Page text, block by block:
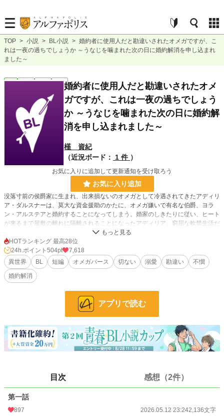
TOP > 小説 > BL小説 > 婚約者に使用人だと勘違いされたオメガですが、こ
れは一夜の過ちでしょうか ～うなじを噛まれた次の日に婚約解消を申し込まれ
ました～
BL 完結 短編 R18婚約者に使用人だと勘違いされたオメ
ガですが、これは一夜の過ちでしょう
か ～うなじを噛まれた次の日に婚約解
消を申し込まれました～
槿 資紀
（近況ボード：
1 件 ）
お気に入りに追加して更新通知を受け取ろう
お気に入り追加
没落寸前の侯爵家に生まれ、出来損ないのオメガとして冷遇されてきたアディリ
ア・ダルスナーは、莫大な資金援助のかたに、オメガ嫌いで有名な伯爵、ヨラ
ン・アルステアと婚約することになってしまう。婚家のしきたりに従い、ヒート
が来るまで屋敷の離れに隔離されることになったアディリア。窮屈な軟禁生活だ
が、アディリアは思いのほか自適に過ごしており、ヒートが未だ来たことのない
欠陥オメガであることがバレるまでの束の間の安息を楽しんでいた。しかし、そ
んな彼のもとに、訪ねてくるはずのない婚約者が訪ねてきて――――。
小説
484 位 / 31,396 件
24h.ポイント 504 pt
文字数 20,908
2026.05.12 23:24
初回完結日時
週間ポイント
HOTランキング 最高28位
24h.ポイント 504pt
7,618
異世界
BL 短編 オメガバース 切ない 溺愛 勘違い
不憫
婚約解消
アプリで読む
目次 感想（2件）
第一話
897 2026.05.12 23:242,136文字